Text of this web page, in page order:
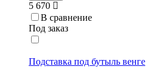
5 670
В сравнение
Под заказ
Подставка под бутыль венге